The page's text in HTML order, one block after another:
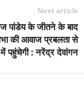
Next article
पांडेय के जीतने के बाद
की आवाज प्रबलता से
में पहुंचेगी : नरेंद्र देवांगन